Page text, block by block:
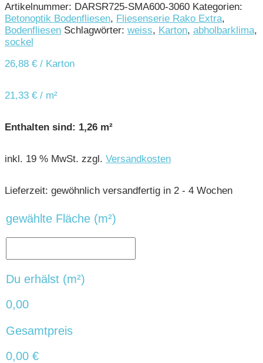
Artikelnummer: DARSR725-SMA600-3060 Kategorien:
Betonoptik Bodenfliesen, Fliesenserie Rako Extra,
Bodenfliesen Schlagwörter: weiss, Karton, abholbarklima,
sockel
26,88 € / Karton
21,33 € / m²
Enthalten sind: 1,26 m²
inkl. 19 % MwSt. zzgl. Versandkosten
Lieferzeit: gewöhnlich versandfertig in 2 - 4 Wochen
gewählte Fläche (m²)
Du erhälst (m²)
0,00
Gesamtpreis
0,00 €